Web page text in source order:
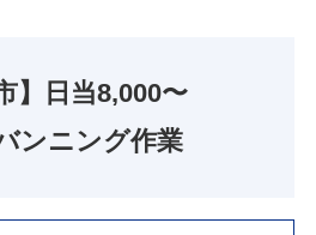
】日当8,000〜
ンニング作業